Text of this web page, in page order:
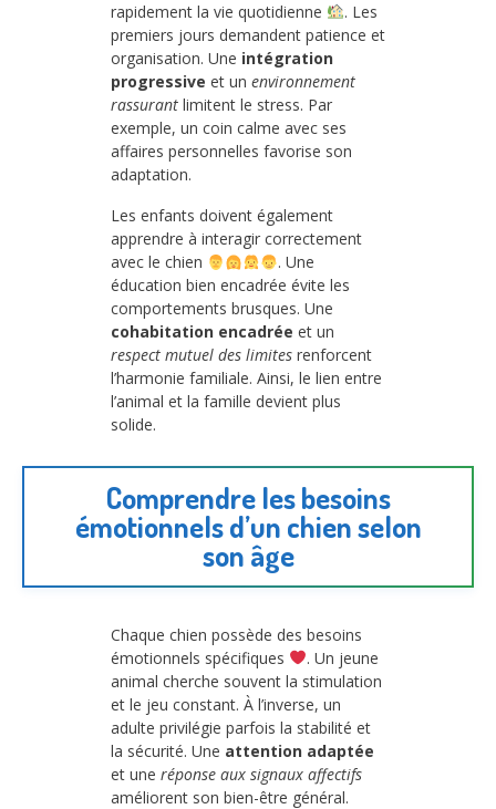
rapidement la vie quotidienne
. Les
premiers jours demandent patience et
organisation. Une intégration
progressive et un environnement
rassurant limitent le stress. Par
exemple, un coin calme avec ses
affaires personnelles favorise son
adaptation.
Les enfants doivent également
apprendre à interagir correctement
avec le chien
. Une
éducation bien encadrée évite les
comportements brusques. Une
cohabitation encadrée et un
respect mutuel des limites renforcent
l’harmonie familiale. Ainsi, le lien entre
l’animal et la famille devient plus
solide.
Comprendre les besoins
émotionnels d’un chien selon
son âge
Chaque chien possède des besoins
émotionnels spécifiques
. Un jeune
animal cherche souvent la stimulation
et le jeu constant. À l’inverse, un
adulte privilégie parfois la stabilité et
la sécurité. Une attention adaptée
et une réponse aux signaux affectifs
améliorent son bien-être général.